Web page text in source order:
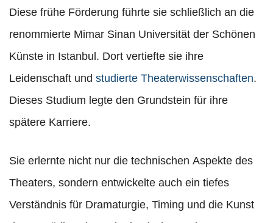
Diese frühe Förderung führte sie schließlich an die
renommierte Mimar Sinan Universität der Schönen
Künste in Istanbul. Dort vertiefte sie ihre
Leidenschaft und studierte Theaterwissenschaften.
Dieses Studium legte den Grundstein für ihre
spätere Karriere.
Sie erlernte nicht nur die technischen Aspekte des
Theaters, sondern entwickelte auch ein tiefes
Verständnis für Dramaturgie, Timing und die Kunst